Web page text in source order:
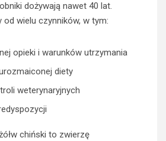
dożywają nawet 40 lat.
od wielu czynników, w tym:
opieki i warunków utrzymania
diety
weterynaryjnych
chiński to zwierzę